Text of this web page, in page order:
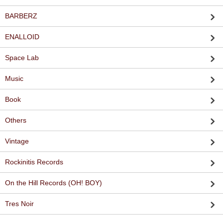
BARBERZ
ENALLOID
Space Lab
Music
Book
Others
Vintage
Rockinitis Records
On the Hill Records (OH! BOY)
Tres Noir